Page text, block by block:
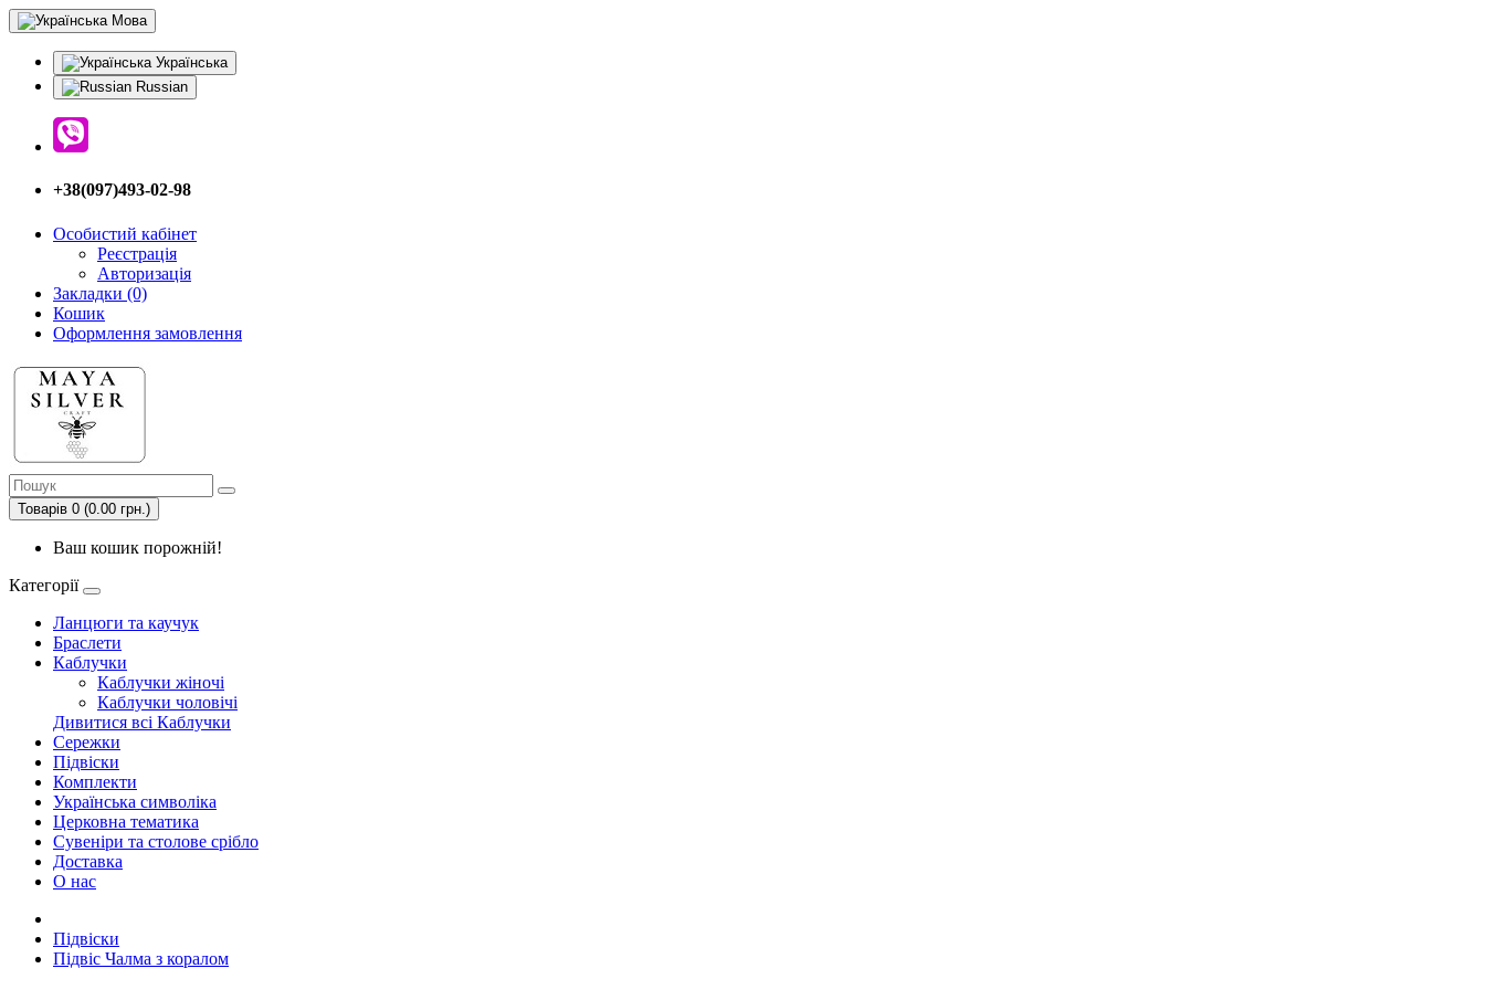
Мова
Українська
Russian
+38(097)493-02-98
Особистий кабінет
Реєстрація
Авторизація
Закладки (0)
Кошик
Оформлення замовлення
Товарів 0 (0.00 грн.)
Ваш кошик порожній!
Категорії
Ланцюги та каучук
Браслети
Каблучки
Каблучки жіночі
Каблучки чоловічі
Дивитися всі Каблучки
Сережки
Підвіски
Комплекти
Українська символiка
Церковна тематика
Сувеніри та столове срібло
Доставка
О нас
Підвіски
Підвіс Чалма з коралом